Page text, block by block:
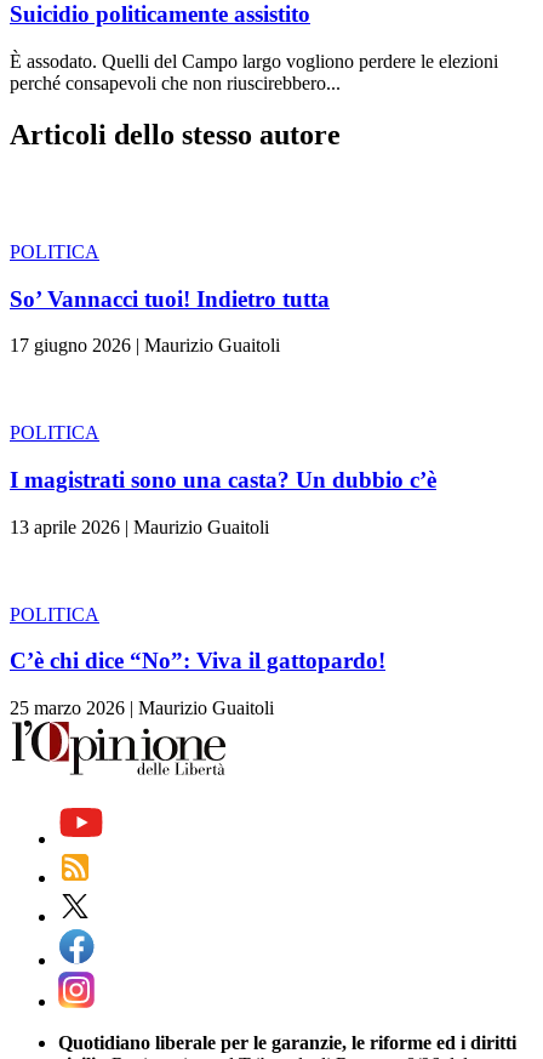
Suicidio politicamente assistito
È assodato. Quelli del Campo largo vogliono perdere le elezioni
perché consapevoli che non riuscirebbero...
Articoli dello stesso autore
POLITICA
So’ Vannacci tuoi! Indietro tutta
17 giugno 2026 | Maurizio Guaitoli
POLITICA
I magistrati sono una casta? Un dubbio c’è
13 aprile 2026 | Maurizio Guaitoli
POLITICA
C’è chi dice “No”: Viva il gattopardo!
25 marzo 2026 | Maurizio Guaitoli
Quotidiano liberale per le garanzie, le riforme ed i diritti